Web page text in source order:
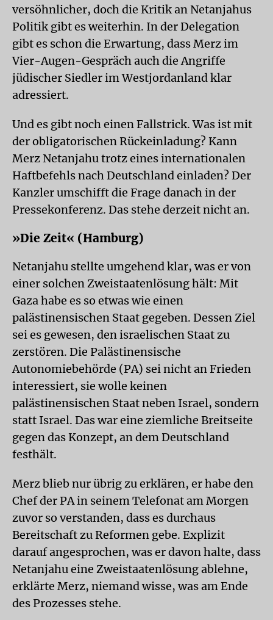
versöhnlicher, doch die Kritik an Netanjahus
Politik gibt es weiterhin. In der Delegation
gibt es schon die Erwartung, dass Merz im
Vier-Augen-Gespräch auch die Angriffe
jüdischer Siedler im Westjordanland klar
adressiert.
Und es gibt noch einen Fallstrick. Was ist mit
der obligatorischen Rückeinladung? Kann
Merz Netanjahu trotz eines internationalen
Haftbefehls nach Deutschland einladen? Der
Kanzler umschifft die Frage danach in der
Pressekonferenz. Das stehe derzeit nicht an.
»Die Zeit« (Hamburg)
Netanjahu stellte umgehend klar, was er von
einer solchen Zweistaatenlösung hält: Mit
Gaza habe es so etwas wie einen
palästinensischen Staat gegeben. Dessen Ziel
sei es gewesen, den israelischen Staat zu
zerstören. Die Palästinensische
Autonomiebehörde (PA) sei nicht an Frieden
interessiert, sie wolle keinen
palästinensischen Staat neben Israel, sondern
statt Israel. Das war eine ziemliche Breitseite
gegen das Konzept, an dem Deutschland
festhält.
Merz blieb nur übrig zu erklären, er habe den
Chef der PA in seinem Telefonat am Morgen
zuvor so verstanden, dass es durchaus
Bereitschaft zu Reformen gebe. Explizit
darauf angesprochen, was er davon halte, dass
Netanjahu eine Zweistaatenlösung ablehne,
erklärte Merz, niemand wisse, was am Ende
des Prozesses stehe.